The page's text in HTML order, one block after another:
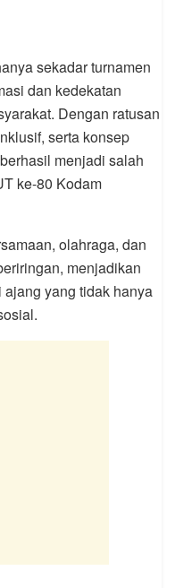
sekadar turnamen
dan kedekatan
Dengan ratusan
serta konsep
menjadi salah
ke-80 Kodam
olahraga, dan
menjadikan
yang tidak hanya